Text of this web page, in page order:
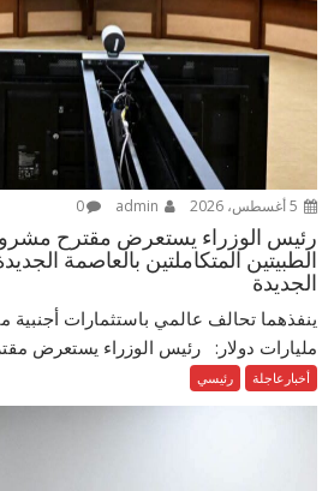
0
رئيس الوزراء يستعرض مقترح
الطبيتين المتكاملتين بالعاصمة
الجديدة
مليارات دولار: رئيس الوزراء يستعرض
أخبارعاجلة رئيسي